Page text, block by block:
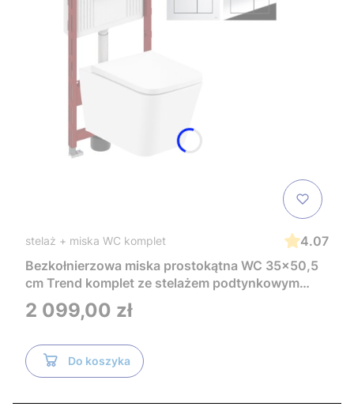
stelaż + miska WC komplet
4.07
Bezkołnierzowa miska prostokątna WC 35x50,5
cm Trend komplet ze stelażem podtynkowym
Tece i czarnym przyciskiem TeceNow
TR2216+Tece
Cena
2 099,00 zł
Do koszyka